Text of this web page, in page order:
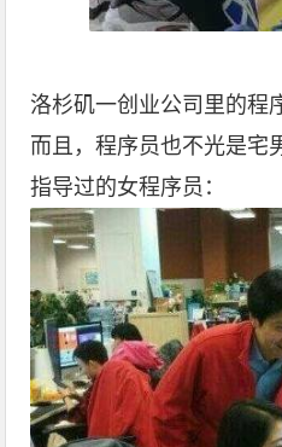
洛杉矶一创业公司里的程
而且，程序员也不光是
指导过的女程序员：